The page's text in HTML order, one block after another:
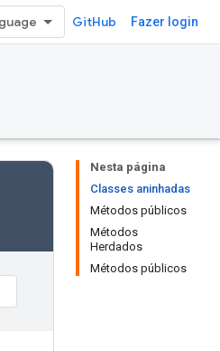
GitHub Fazer login
Nesta página
Classes aninhadas
Métodos públicos
Métodos
Herdados
Métodos públicos